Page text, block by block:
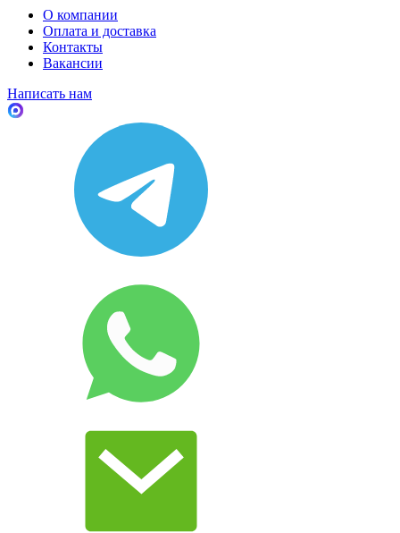
О компании
Оплата и доставка
Контакты
Вакансии
Написать нам